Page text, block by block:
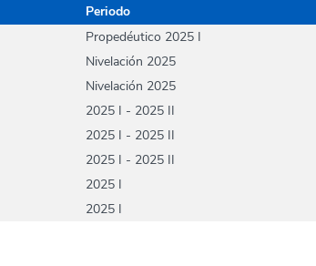
Periodo
Propedéutico 2025 I
Nivelación 2025
Nivelación 2025
2025 I - 2025 II
2025 I - 2025 II
2025 I - 2025 II
2025 I
2025 I